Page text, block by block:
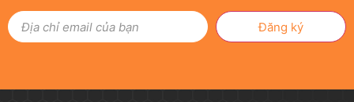
Đăng ký